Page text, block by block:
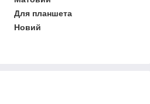
Для планшета
Новий